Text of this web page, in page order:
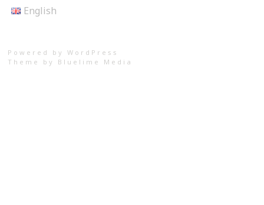
English
Powered by WordPress
Theme by Bluelime Media